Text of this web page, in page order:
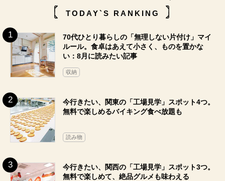
TODAY`S RANKING
70代ひとり暮らしの「無理しない片付け」マイ
ルール。食卓はあえて小さく、ものを置かな
い：8月に読みたい記事
収納
今行きたい、関東の「工場見学」スポット4つ。
無料で楽しめるバイキング食べ放題も
読み物
今行きたい、関西の「工場見学」スポット3つ。
無料で楽しめて、絶品グルメも味わえる